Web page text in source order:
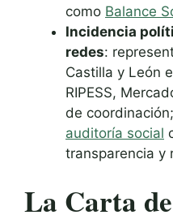
como Balance
Incidencia
redes:
Castilla y León
RIPESS,
de
auditoría social
transparencia y
La Carta